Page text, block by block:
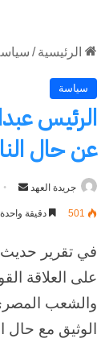
الرئيسية /
سياسة
الرئيس
عن حال
جريدة العهد
أرسل
501 دقيقة واحدة
في تقرير
على العلاقة
والشعب
الوثيق مع حال